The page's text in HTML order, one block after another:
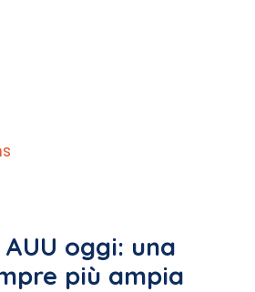
oggi: una
più ampia